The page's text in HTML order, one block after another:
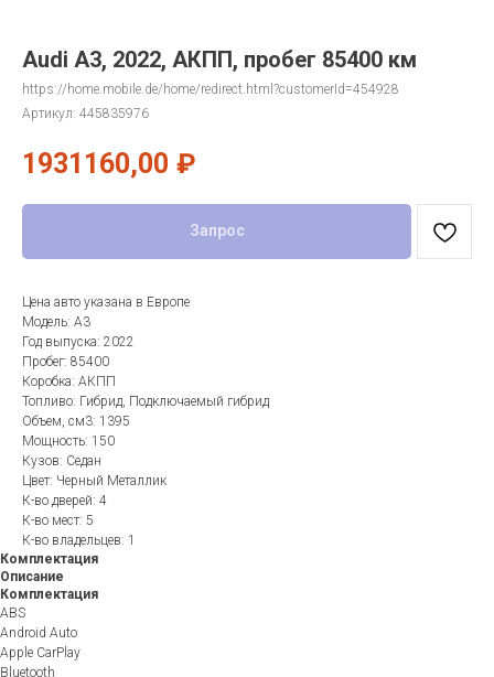
Audi A3, 2022, АКПП, пробег 85400 км
https://home.mobile.de/home/redirect.html?customerId=454928
Артикул: 445835976
1931160,00 ₽
Запрос
Цена авто указана в Европе
Модель: A3
Год выпуска: 2022
Пробег: 85400
Коробка: АКПП
Топливо: Гибрид, Подключаемый гибрид
Объем, см3: 1395
Мощность: 150
Кузов: Седан
Цвет: Черный Металлик
К-во дверей: 4
К-во мест: 5
К-во владельцев: 1
Комплектация
Описание
Комплектация
ABS
Android Auto
Apple CarPlay
Bluetooth